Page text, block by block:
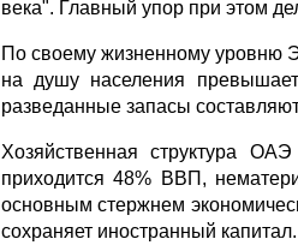
века". Главный упор при этом
По своему жизненному уровню
на душу населения
разведанные запасы
Хозяйственная структура
приходится 48% ВВП,
основным стержнем
сохраняет иностранный капитал.